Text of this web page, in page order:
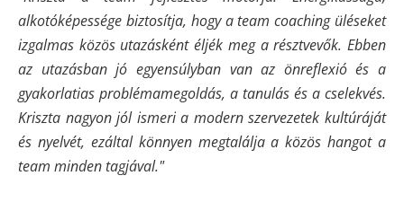
alkotóképessége biztosítja, hogy a team coaching üléseket
izgalmas közös utazásként éljék meg a résztvevők. Ebben
az utazásban jó egyensúlyban van az önreflexió és a
gyakorlatias problémamegoldás, a tanulás és a cselekvés.
Kriszta nagyon jól ismeri a modern szervezetek kultúráját
és nyelvét, ezáltal könnyen megtalálja a közös hangot a
team minden tagjával."